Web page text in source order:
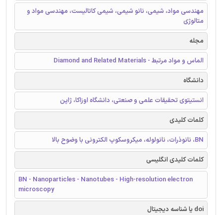
مهندسی مواد، شیمی، نانو شیمی، شیمی کاتالیست، مهندسی مواد و
متالوژی
مجله
الماس و مواد مرتبط - Diamond and Related Materials
دانشگاه
انستیتوی تحقیقات علمی و صنعتی، دانشگاه اوزاکا، ژاپن
کلمات کلیدی
BN، نانوذرات، نانولوله، میکروسکوپ الکترونی با وضوح بالا
کلمات کلیدی انگلیسی
BN - Nanoparticles - Nanotubes - High-resolution electron
microscopy
doi یا شناسه دیجیتال